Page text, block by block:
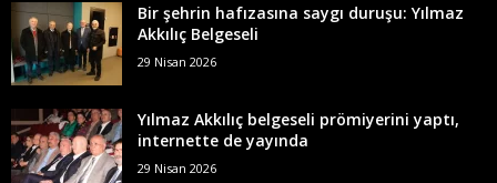
Bir şehrin hafızasına saygı duruşu: Yılmaz
Akkılıç Belgeseli
29 Nisan 2026
Yılmaz Akkılıç belgeseli prömiyerini yaptı,
internette de yayında
29 Nisan 2026